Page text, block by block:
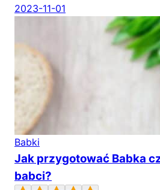
2023-11-01
Babki
Jak przygotować Babka
babci?